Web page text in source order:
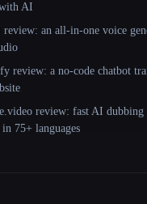
AI
an all-in-one voice
review: a no-code chatbot
review: fast AI dubbing
75+ languages